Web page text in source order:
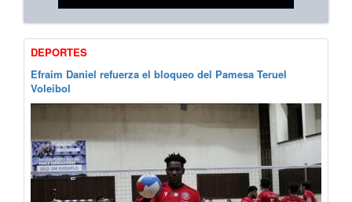
DEPORTES
Efraim Daniel refuerza el bloqueo del Pamesa Teruel
Voleibol